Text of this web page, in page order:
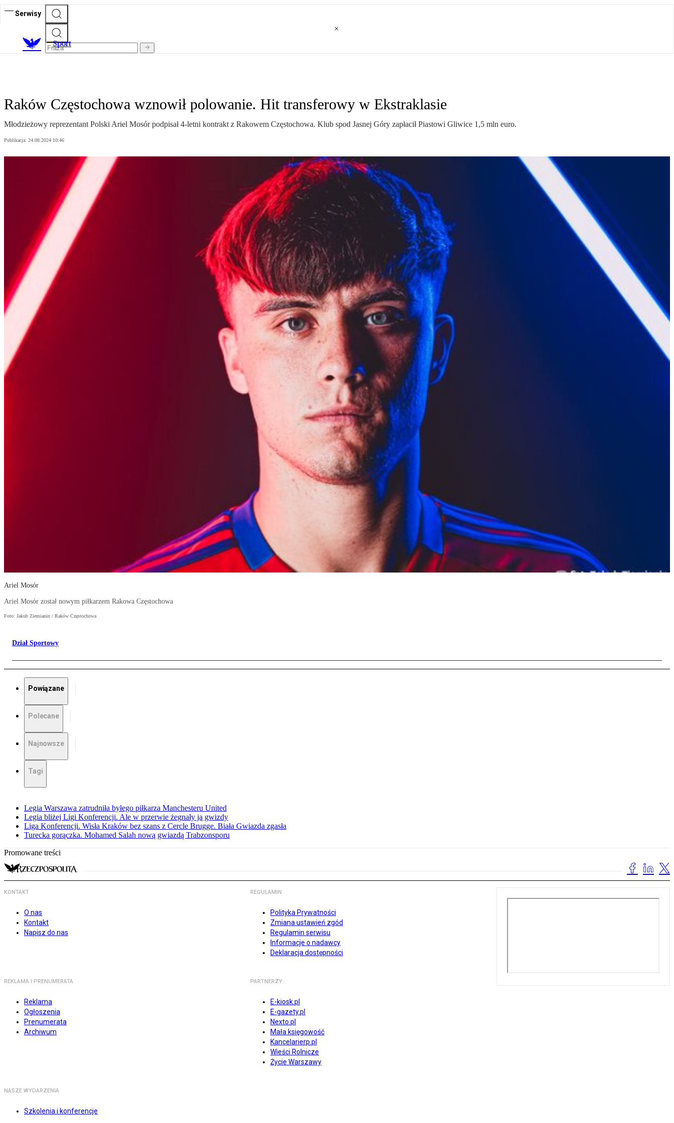
Serwisy
Sport
Raków Częstochowa wznowił polowanie. Hit transferowy w Ekstraklasie
Młodzieżowy reprezentant Polski Ariel Mosór podpisał 4-letni kontrakt z Rakowem Częstochowa. Klub spod Jasnej Góry zapłacił Piastowi Gliwice 1,5 mln euro.
Publikacja: 24.08.2024 10:46
Ariel Mosór
Ariel Mosór został nowym piłkarzem Rakowa Częstochowa
Foto: Jakub Ziemianin / Raków Częstochowa
Dział Sportowy
Powiązane
Polecane
Najnowsze
Tagi
Legia Warszawa zatrudniła byłego piłkarza Manchesteru United
Legia bliżej Ligi Konferencji. Ale w przerwie żegnały ją gwizdy
Liga Konferencji. Wisła Kraków bez szans z Cercle Brugge. Biała Gwiazda zgasła
Turecka gorączka. Mohamed Salah nową gwiazdą Trabzonsporu
Promowane treści
KONTAKT
O nas
Kontakt
Napisz do nas
REGULAMIN
Polityka Prywatności
Zmiana ustawień zgód
Regulamin serwisu
Informacje o nadawcy
Deklaracja dostępności
REKLAMA I PRENUMERATA
Reklama
Ogłoszenia
Prenumerata
Archiwum
PARTNERZY
E-kiosk.pl
E-gazety.pl
Nexto.pl
Mała księgowość
Kancelarierp.pl
Wieści Rolnicze
Życie Warszawy
NASZE WYDARZENIA
Szkolenia i konferencje